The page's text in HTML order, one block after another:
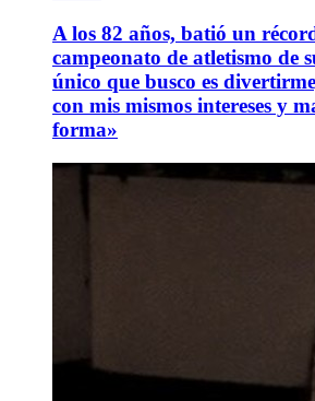
A los 82 años, batió un
campeonato de atletismo de
único que busco es
con mis mismos intereses y
forma»